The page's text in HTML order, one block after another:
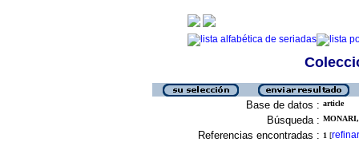
Base de datos : article
Búsqueda :
Referencias encontradas : 1 [refinar